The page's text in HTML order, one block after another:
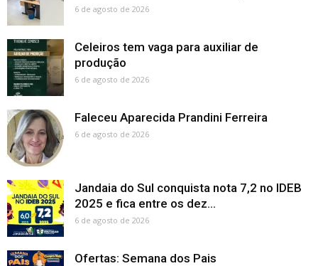
6 de agosto de 2026
Celeiros tem vaga para auxiliar de
produção
6 de agosto de 2026
Faleceu Aparecida Prandini Ferreira
6 de agosto de 2026
Jandaia do Sul conquista nota 7,2 no IDEB
2025 e fica entre os dez...
6 de agosto de 2026
Ofertas: Semana dos Pais